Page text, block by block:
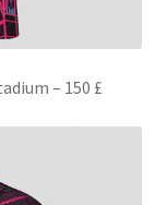
– 150 £